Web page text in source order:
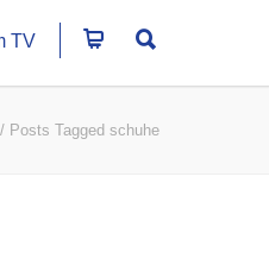
TV
/ Posts Tagged schuhe